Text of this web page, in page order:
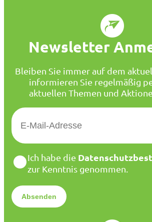
Newsletter
Bleiben Sie immer auf dem
informieren Sie regelmäßig
aktuellen Themen und
E
M
*
D
a
e
n
Ich habe die
zur Kenntnis genommen.